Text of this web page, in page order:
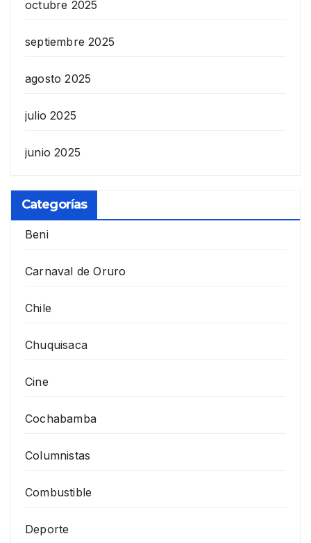
octubre 2025
septiembre 2025
agosto 2025
julio 2025
junio 2025
Categorías
Beni
Carnaval de Oruro
Chile
Chuquisaca
Cine
Cochabamba
Columnistas
Combustible
Deporte